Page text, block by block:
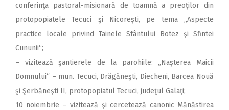
conferinţa pastoral-misionară de toamnă a preoţilor din
protopopiatele Tecuci şi Nicoreşti, pe tema „Aspecte
practice locale privind Tainele Sfântului Botez şi Sfintei
Cununii“;
– vizitează şantierele de la parohiile: ,,Naşterea Maicii
Domnului“ – mun. Tecuci, Drăgăneşti, Diecheni, Barcea Nouă
şi Şerbăneşti II, protopopiatul Tecuci, judeţul Galaţi;
10 noiembrie – vizitează şi cercetează canonic Mănăstirea